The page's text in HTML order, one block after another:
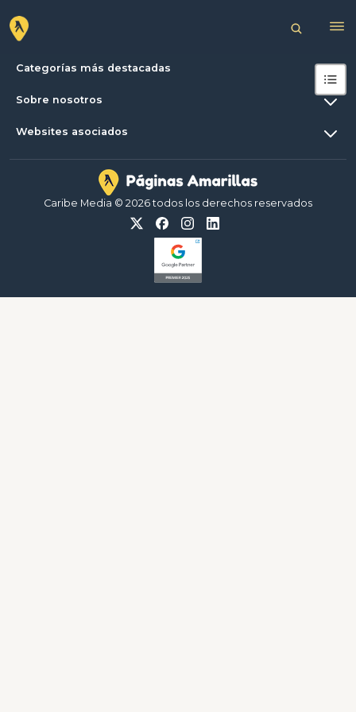
Categorías más destacadas
Sobre nosotros
Websites asociados
Caribe Media © 2026 todos los derechos reservados